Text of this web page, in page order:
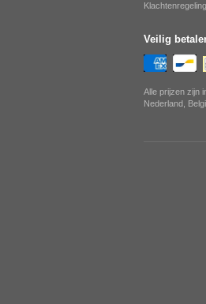
Klachtenregeling
Veilig
Alle prijzen zijn
Nederland,